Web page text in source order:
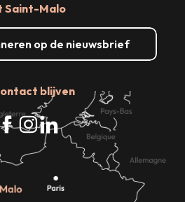
Saint-Malo
op de nieuwsbrief
blijven